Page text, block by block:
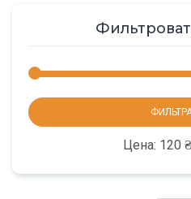
Цена: 120 ₴